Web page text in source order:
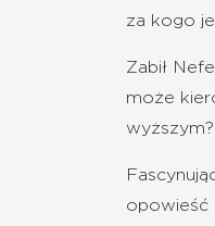
za kogo
Zabił
może
wyższym?
opowieść